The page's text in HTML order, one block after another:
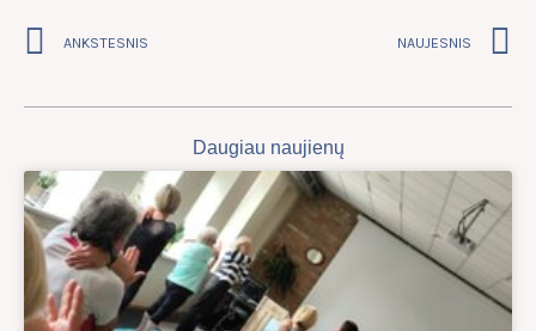
Prev
ANKSTESNIS NAUJESNIS
Daugiau naujienų